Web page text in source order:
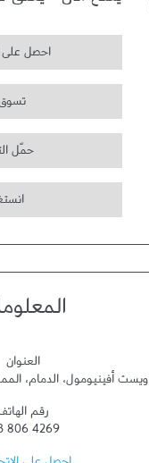
احصل على
تسوق
حمّل
العنوان
ويست أفينيومول،الدمام،
رقم
806 4269